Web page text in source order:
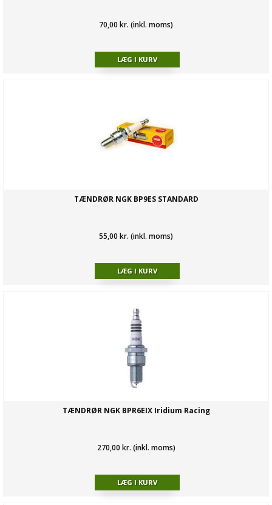
70,00 kr. (inkl. moms)
TÆNDRØR NGK BP9ES STANDARD
55,00 kr. (inkl. moms)
TÆNDRØR NGK BPR6EIX Iridium Racing
270,00 kr. (inkl. moms)